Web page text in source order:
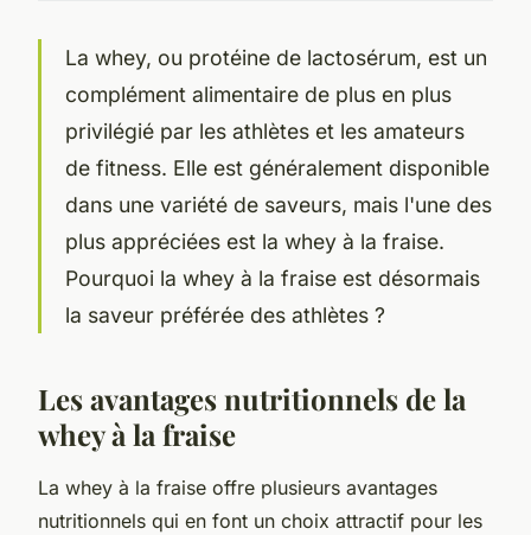
La whey, ou protéine de lactosérum, est un
complément alimentaire de plus en plus
privilégié par les athlètes et les amateurs
de fitness. Elle est généralement disponible
dans une variété de saveurs, mais l'une des
plus appréciées est la whey à la fraise.
Pourquoi la whey à la fraise est désormais
la saveur préférée des athlètes ?
Les avantages nutritionnels de la
whey à la fraise
La whey à la fraise offre plusieurs avantages
nutritionnels qui en font un choix attractif pour les